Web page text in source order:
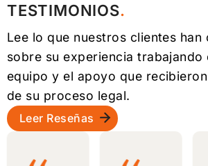
TESTIMONIOS
Lee lo que nuestros clientes han
sobre su experiencia trabajando
equipo y el apoyo que
de su proceso legal.
Leer Reseñas